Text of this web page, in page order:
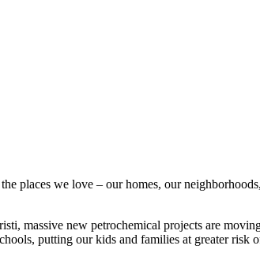
places we love – our homes, our
massive new petrochemical projects are
putting our kids and families at greater risk